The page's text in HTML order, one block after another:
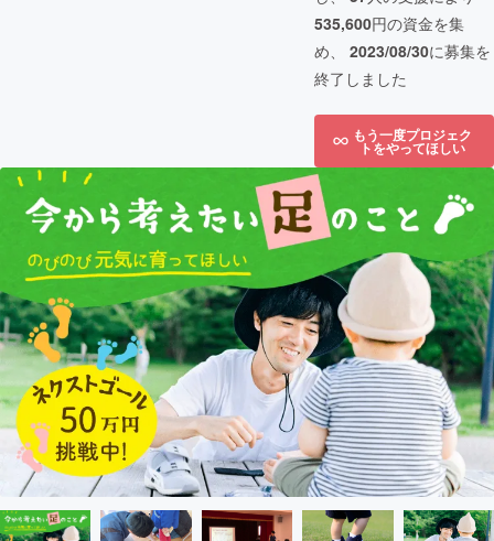
535,600円の資金を集
め、 2023/08/30に募集を
終了しました
もう一度プロジェク
トをやってほしい